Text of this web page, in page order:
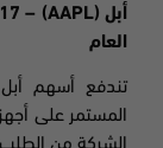
أبل (AAPL) –
العام
تندفع أسهم
المستمر على